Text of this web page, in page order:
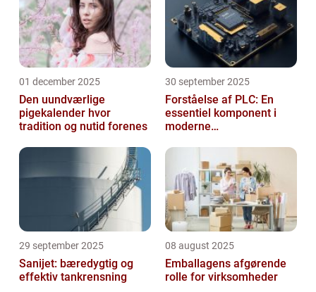
01 december 2025
Den uundværlige
pigekalender hvor
tradition og nutid forenes
30 september 2025
Forståelse af PLC: En
essentiel komponent i
moderne
29 september 2025
Sanijet: bæredygtig og
effektiv tankrensning
08 august 2025
Emballagens afgørende
rolle for virksomheder